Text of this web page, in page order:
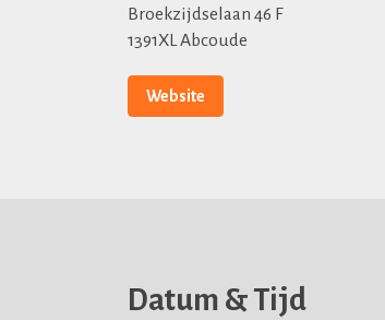
Broekzijdselaan 46 F
1391XL Abcoude
Website
Datum & Tijd